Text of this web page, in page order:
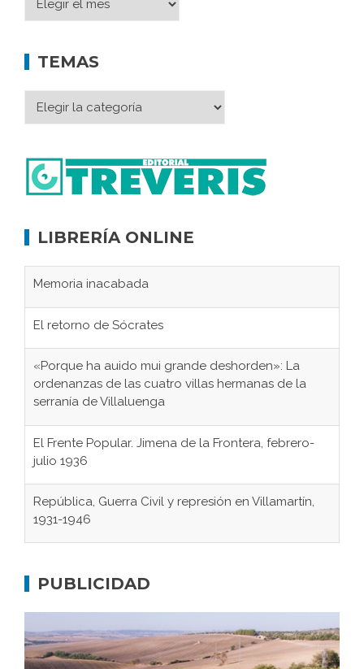
TEMAS
LIBRERÍA ONLINE
Memoria inacabada
El retorno de Sócrates
«Porque ha auido mui grande deshorden»: La
ordenanzas de las cuatro villas hermanas de la
serranía de Villaluenga
El Frente Popular. Jimena de la Frontera, febrero-
julio 1936
República, Guerra Civil y represión en Villamartín,
1931-1946
concentración nazis
Bornos
PUBLICIDAD